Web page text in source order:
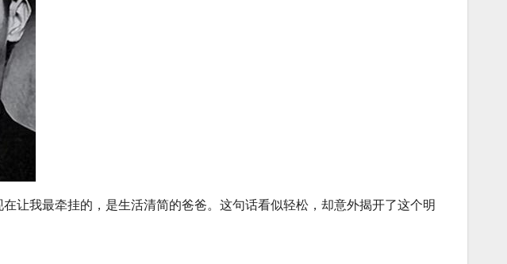
让我最牵挂的，是生活清简的爸爸。这句话看似轻松，却意外揭开了这个明